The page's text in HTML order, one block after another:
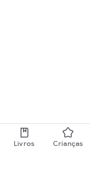
Livros Crianças